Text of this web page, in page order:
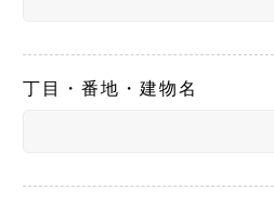
丁目・番地・建物名